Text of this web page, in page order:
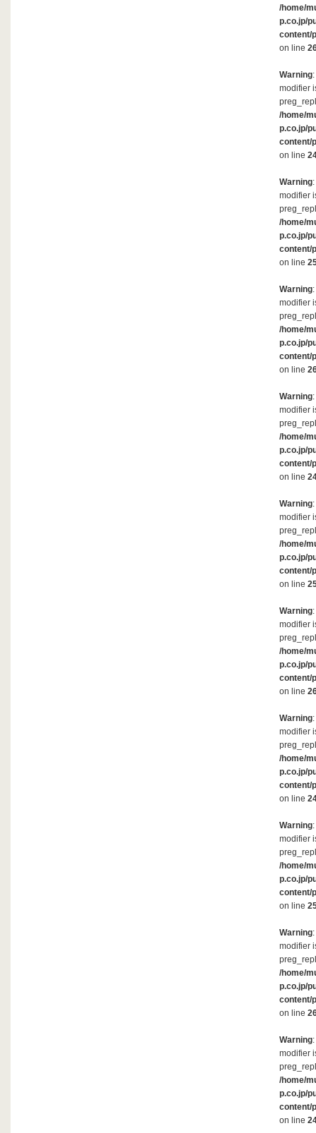
/home/
p.co.jp/
content/
on line
Warning
modifier
/home/
p.co.jp/
content/
on line
Warning
modifier
/home/
p.co.jp/
content/
on line
Warning
modifier
/home/
p.co.jp/
content/
on line
Warning
modifier
/home/
p.co.jp/
content/
on line
Warning
modifier
/home/
p.co.jp/
content/
on line
Warning
modifier
/home/
p.co.jp/
content/
on line
Warning
modifier
/home/
p.co.jp/
content/
on line
Warning
modifier
/home/
p.co.jp/
content/
on line
Warning
modifier
/home/
p.co.jp/
content/
on line
Warning
modifier
/home/
p.co.jp/
content/
on line